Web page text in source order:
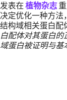
发表在 植物杂志
决定优化一种方法
结构域相关蛋白配
白配体对其蛋白的
域蛋白被证明与基